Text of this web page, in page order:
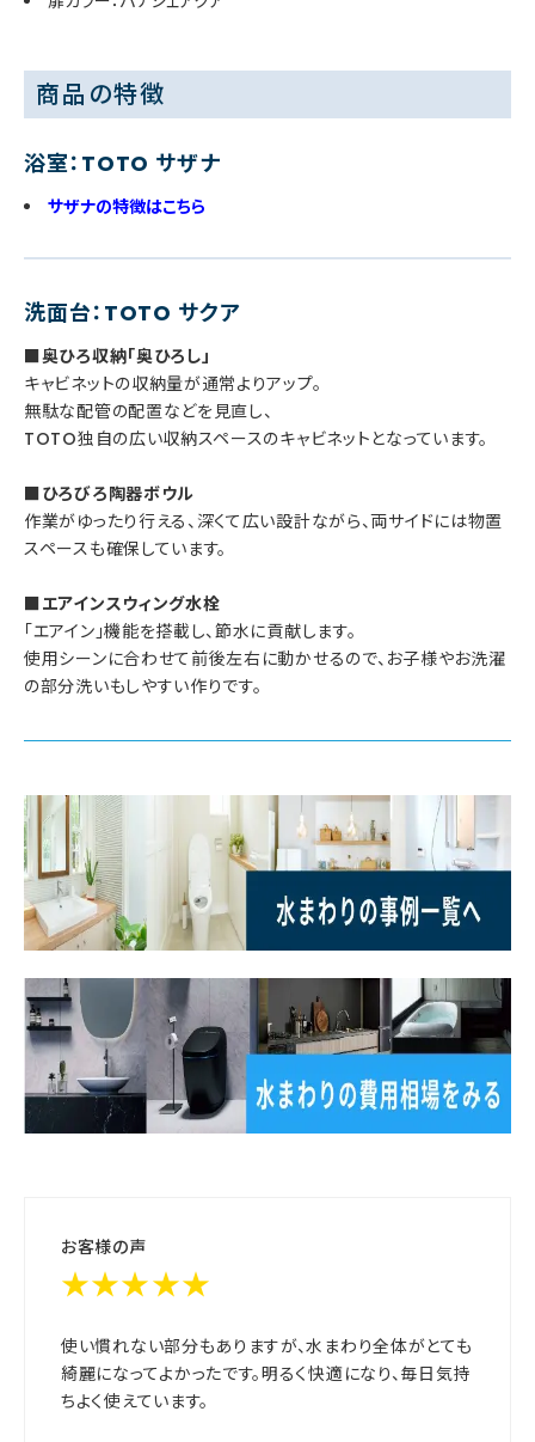
商品の特徴
浴室：TOTO サザナ
サザナの特徴はこちら
洗面台：TOTO サクア
■奥ひろ収納「奥ひろし」
キャビネットの収納量が通常よりアップ。
無駄な配管の配置などを見直し、
TOTO独自の広い収納スペースのキャビネットとなっています。
■ひろびろ陶器ボウル
作業がゆったり行える、深くて広い設計ながら、両サイドには物置
スペースも確保しています。
■エアインスウィング水栓
「エアイン」機能を搭載し、節水に貢献します。
使用シーンに合わせて前後左右に動かせるので、お子様やお洗濯
の部分洗いもしやすい作りです。
お客様の声
★★★★★
使い慣れない部分もありますが、水まわり全体がとても
綺麗になってよかったです。明るく快適になり、毎日気持
ちよく使えています。